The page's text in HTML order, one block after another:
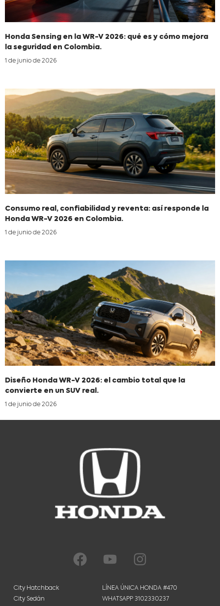
Honda Sensing en la WR-V 2026: qué es y cómo mejora
la seguridad en Colombia.
1 de junio de 2026
Consumo real, confiabilidad y reventa: así responde la
Honda WR-V 2026 en Colombia.
1 de junio de 2026
Diseño Honda WR-V 2026: el cambio total que la
convierte en un SUV real.
1 de junio de 2026
City Hatchback
City Sedán
LÍNEA ÚNICA HONDA #470
WHATSAPP 3102330237